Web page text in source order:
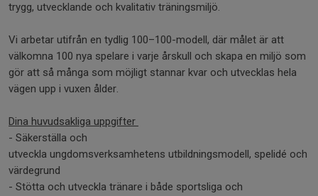
trygg, utvecklande och kvalitativ träningsmiljö.
Vi arbetar utifrån en tydlig 100–100-modell, där målet är att
välkomna 100 nya spelare i varje årskull och skapa en miljö som
gör att så många som möjligt stannar kvar och utvecklas hela
vägen upp i vuxen ålder.
Dina huvudsakliga uppgifter
- Säkerställa och
utveckla ungdomsverksamhetens utbildningsmodell, spelidé och
värdegrund
- Stötta och utveckla tränare i både sportsliga och